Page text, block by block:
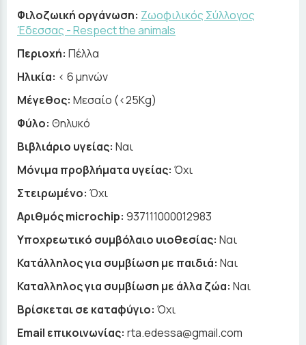
Φιλοζωική οργάνωση: Ζωοφιλικός Σύλλογος
Έδεσσας - Respect the animals
Περιοχή: Πέλλα
Ηλικία: < 6 μηνών
Μέγεθος: Μεσαίο (<25Kg)
Φύλο: Θηλυκό
Βιβλιάριο υγείας: Ναι
Μόνιμα προβλήματα υγείας: Όχι
Στειρωμένο: Όχι
Αριθμός microchip: 937111000012983
Υποχρεωτικό συμβόλαιο υιοθεσίας: Ναι
Κατάλληλος για συμβίωση με παιδιά: Ναι
Καταλληλος για συμβίωση με άλλα ζώα: Ναι
Βρίσκεται σε καταφύγιο: Όχι
Email επικοινωνίας: rta.edessa@gmail.com